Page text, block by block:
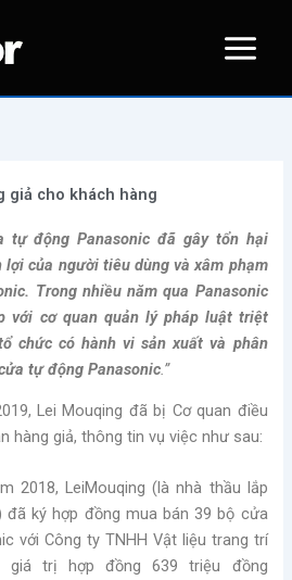
giả cho khách hàng
tự động Panasonic đã gây tổn hại
của người tiêu dùng và xâm phạm
Trong nhiều năm qua Panasonic
với cơ quan quản lý pháp luật triệt
chức có hành vi sản xuất và phân
tự động Panasonic.”
Lei Mouqing đã bị Cơ quan điều
hàng giả, thông tin vụ việc như sau:
2018, LeiMouqing (là nhà thầu lắp
ký hợp đồng mua bán 39 bộ cửa
với Công ty TNHH Vật liệu trang trí
giá trị hợp đồng 639 triệu đồng